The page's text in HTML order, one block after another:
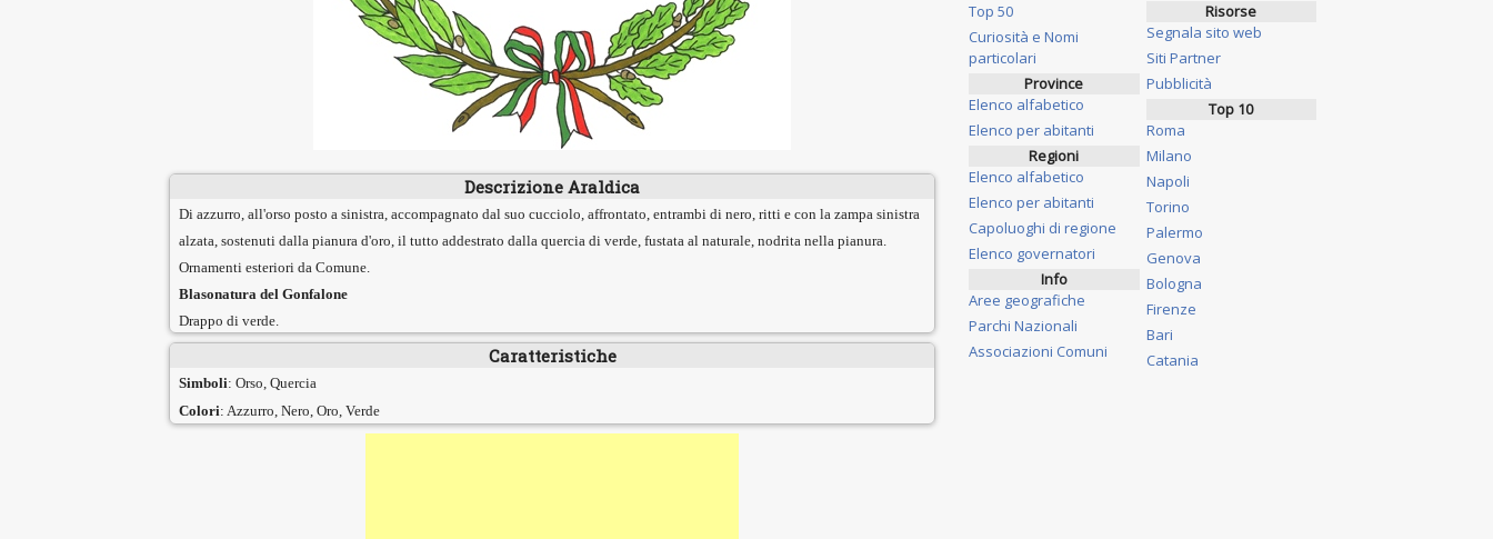
Descrizione Araldica
Di azzurro, all'orso posto a sinistra, accompagnato dal suo cucciolo, affrontato, entrambi di nero, ritti e con la zampa sinistra
alzata, sostenuti dalla pianura d'oro, il tutto addestrato dalla quercia di verde, fustata al naturale, nodrita nella pianura.
Ornamenti esteriori da Comune.
Blasonatura del Gonfalone
Drappo di verde.
Caratteristiche
Simboli: Orso, Quercia
Colori: Azzurro, Nero, Oro, Verde
Top 50
Curiosità e Nomi
particolari
Province
Elenco alfabetico
Elenco per abitanti
Regioni
Elenco alfabetico
Elenco per abitanti
Capoluoghi di regione
Elenco governatori
Info
Aree geografiche
Parchi Nazionali
Associazioni Comuni
Risorse
Segnala sito web
Siti Partner
Pubblicità
Top 10
Roma
Milano
Napoli
Torino
Palermo
Genova
Bologna
Firenze
Bari
Catania